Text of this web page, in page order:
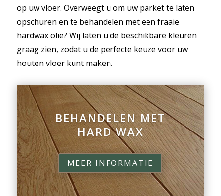
op uw vloer. Overweegt u om uw parket te laten
opschuren en te behandelen met een fraaie
hardwax olie? Wij laten u de beschikbare kleuren
graag zien, zodat u de perfecte keuze voor uw
houten vloer kunt maken.
BEHANDELEN MET
HARD WAX
MEER INFORMATIE